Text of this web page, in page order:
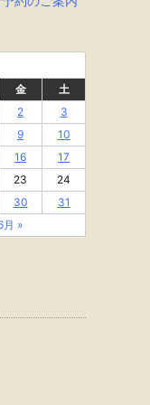
金
土
2
3
9
10
16
17
23
24
30
31
月 »